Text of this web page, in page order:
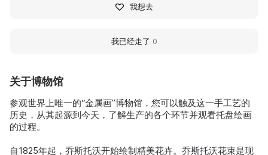
关于博物馆
参观世界上唯一的“金属画”博物馆，您可以触及这一手工艺的
历史，从其起源到今天，了解生产的各个环节并观看托盘绘画
的过程。
自1825年起，乔斯托沃开始绘制精美花卉。乔斯托沃花束是现
我想去
我已经走了 0